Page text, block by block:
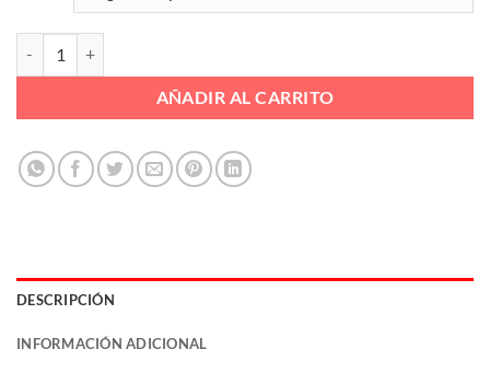
AÑADIR AL CARRITO
DESCRIPCIÓN
INFORMACIÓN ADICIONAL